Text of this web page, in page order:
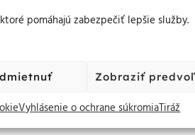
pomáhajú zabezpečiť lepšie služby.
Zobraziť
Vyhlásenie o ochrane súkromiaTiráž
veľmi